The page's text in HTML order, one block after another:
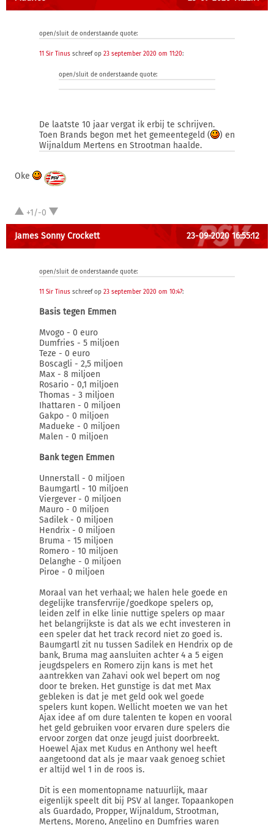
open/sluit de onderstaande quote:
11 Sir Tinus schreef op 23 september 2020 om 11:20:
open/sluit de onderstaande quote:
De laatste 10 jaar vergat ik erbij te schrijven.
Toen Brands begon met het gemeentegeld (
) en
Wijnaldum Mertens en Strootman haalde.
Oke
+1/-0
James Sonny Crockett 23-09-2020 16:55:12
open/sluit de onderstaande quote:
11 Sir Tinus schreef op 23 september 2020 om 10:47:
Basis tegen Emmen
Mvogo - 0 euro
Dumfries - 5 miljoen
Teze - 0 euro
Boscagli - 2,5 miljoen
Max - 8 miljoen
Rosario - 0,1 miljoen
Thomas - 3 miljoen
Ihattaren - 0 miljoen
Gakpo - 0 miljoen
Madueke - 0 miljoen
Malen - 0 miljoen
Bank tegen Emmen
Unnerstall - 0 miljoen
Baumgartl - 10 miljoen
Viergever - 0 miljoen
Mauro - 0 miljoen
Sadilek - 0 miljoen
Hendrix - 0 miljoen
Bruma - 15 miljoen
Romero - 10 miljoen
Delanghe - 0 miljoen
Piroe - 0 miljoen
Moraal van het verhaal; we halen hele goede en
degelijke transfervrije/goedkope spelers op,
leiden zelf in elke linie nuttige spelers op maar
het belangrijkste is dat als we echt investeren in
een speler dat het track record niet zo goed is.
Baumgartl zit nu tussen Sadilek en Hendrix op de
bank, Bruma mag aansluiten achter 4 a 5 eigen
jeugdspelers en Romero zijn kans is met het
aantrekken van Zahavi ook wel bepert om nog
door te breken. Het gunstige is dat met Max
gebleken is dat je met geld ook wel goede
spelers kunt kopen. Wellicht moeten we van het
Ajax idee af om dure talenten te kopen en vooral
het geld gebruiken voor ervaren dure spelers die
ervoor zorgen dat onze jeugd juist doorbreekt.
Hoewel Ajax met Kudus en Anthony wel heeft
aangetoond dat als je maar vaak genoeg schiet
er altijd wel 1 in de roos is.
Dit is een momentopname natuurlijk, maar
eigenlijk speelt dit bij PSV al langer. Topaankopen
als Guardado, Propper, Wijnaldum, Strootman,
Mertens, Moreno, Angelino en Dumfries waren